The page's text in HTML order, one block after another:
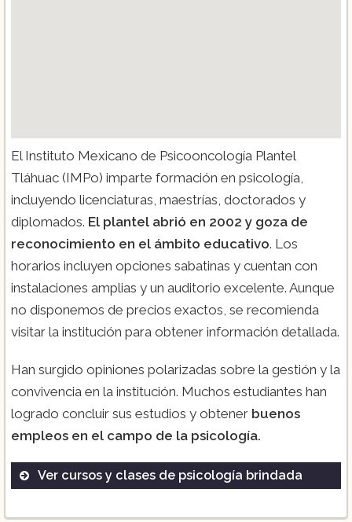
El Instituto Mexicano de Psicooncología Plantel
Tláhuac (IMPo) imparte formación en psicología,
incluyendo licenciaturas, maestrías, doctorados y
diplomados. El plantel abrió en 2002 y goza de
reconocimiento en el ámbito educativo. Los
horarios incluyen opciones sabatinas y cuentan con
instalaciones amplias y un auditorio excelente. Aunque
no disponemos de precios exactos, se recomienda
visitar la institución para obtener información detallada.
Han surgido opiniones polarizadas sobre la gestión y la
convivencia en la institución. Muchos estudiantes han
logrado concluir sus estudios y obtener buenos
empleos en el campo de la psicología.
Ver cursos y clases de psicología brindada